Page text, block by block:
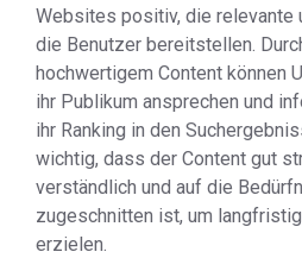
Websites positiv, die relevante
die Benutzer bereitstellen.
hochwertigem Content können
ihr Publikum ansprechen und
ihr Ranking in den
wichtig, dass der Content gut
verständlich und auf die
zugeschnitten ist, um
erzielen.